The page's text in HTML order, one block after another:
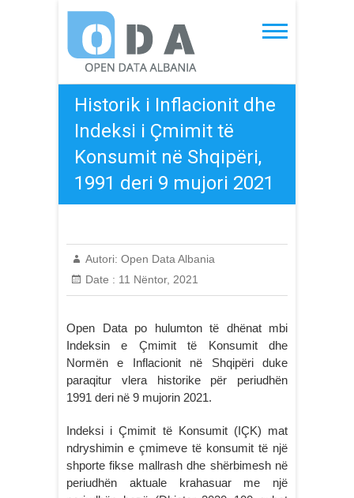
content
Open Data Albania
Historik i Inflacionit dhe
Indeksi i Çmimit të
Konsumit në Shqipëri,
1991 deri 9 mujori 2021
Autori: Open Data Albania
Date : 11 Nëntor, 2021
Open Data po hulumton të dhënat mbi
Indeksin e Çmimit të Konsumit dhe
Normën e Inflacionit në Shqipëri duke
paraqitur vlera historike për periudhën
1991 deri në 9 mujorin 2021.
Indeksi i Çmimit të Konsumit (IÇK) mat
ndryshimin e çmimeve të konsumit të një
shporte fikse mallrash dhe shërbimesh në
periudhën aktuale krahasuar me një